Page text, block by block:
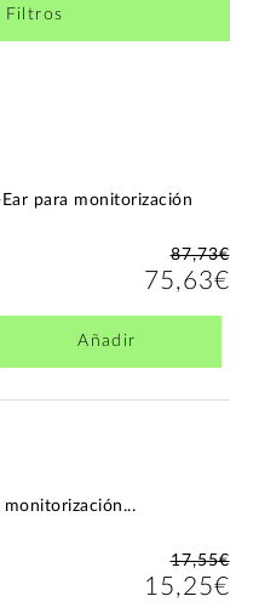
Filtros
para monitorización
87,73€
75,63€
Añadir
17,55€
15,25€